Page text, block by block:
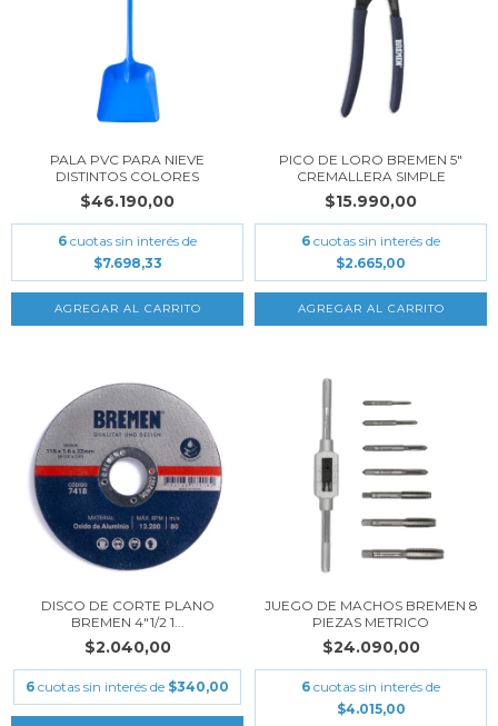
PALA PVC PARA NIEVE
DISTINTOS COLORES
$46.190,00
6 cuotas sin interés de
$7.698,33
PICO DE LORO BREMEN 5"
CREMALLERA SIMPLE
$15.990,00
6 cuotas sin interés de
$2.665,00
DISCO DE CORTE PLANO
BREMEN 4"1/2 1...
$2.040,00
6 cuotas sin interés de $340,00
JUEGO DE MACHOS BREMEN 8
PIEZAS METRICO
$24.090,00
6 cuotas sin interés de
$4.015,00